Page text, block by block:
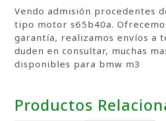
Vendo admisión procedentes
tipo motor s65b40a.
garantía, realizamos envíos a
duden en consultar, muchas
disponibles para bmw m3
Productos